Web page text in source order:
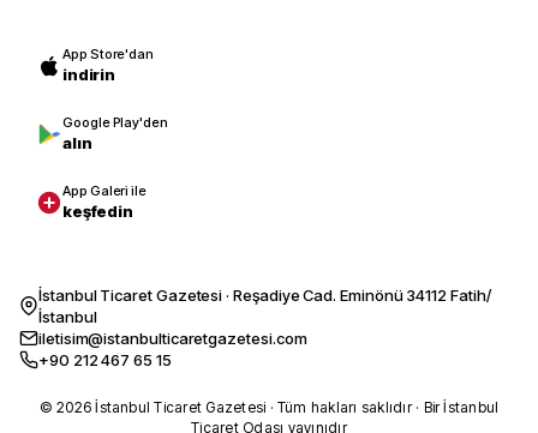
App Store'dan
indirin
Google Play'den
alın
App Galeri ile
keşfedin
İstanbul Ticaret Gazetesi · Reşadiye Cad. Eminönü 34112 Fatih/
İstanbul
iletisim@istanbulticaretgazetesi.com
+90 212 467 65 15
© 2026 İstanbul Ticaret Gazetesi · Tüm hakları saklıdır · Bir İstanbul
Ticaret Odası yayınıdır